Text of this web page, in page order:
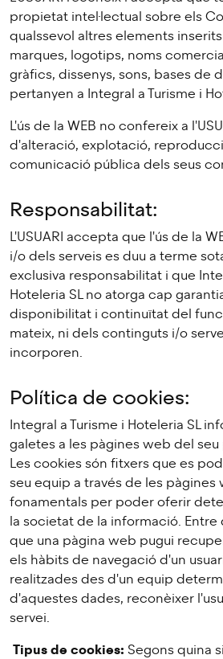
propietat intel·lectual sobre els
qualssevol altres elements inserits
marques, logotips, noms
gràfics, dissenys, sons, bases de
pertanyen a Integral a Turisme i
L'ús de la WEB no confereix a
d'alteració, explotació,
comunicació pública dels seus
Responsabilitat:
L'USUARI accepta que l'ús de la
i/o dels serveis es duu a terme
exclusiva responsabilitat i que
Hoteleria SL no atorga cap
disponibilitat i continuïtat del
mateix, ni dels continguts i/o
incorporen.
Política de cookies:
Integral a Turisme i Hoteleria SL
galetes a les pàgines web del
Les cookies són fitxers que es
seu equip a través de les pàgines
fonamentals per poder oferir
la societat de la informació.
que una pàgina web pugui
els hàbits de navegació d'un
realitzades des d'un equip
d'aquestes dades, reconèixer
servei.
Tipus de cookies: Segons quina